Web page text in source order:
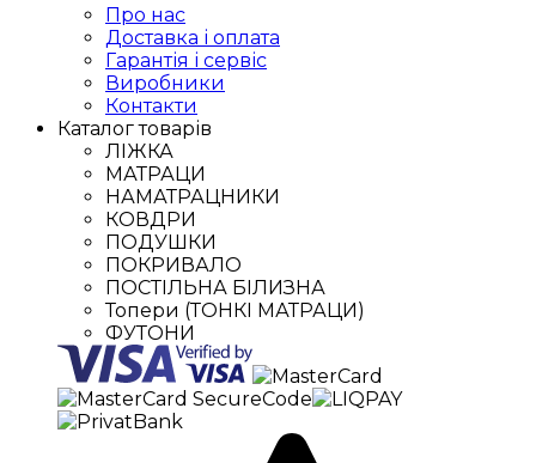
Про нас
Доставка і оплата
Гарантія і сервіс
Виробники
Контакти
Каталог товарів
ЛІЖКА
МАТРАЦИ
НАМАТРАЦНИКИ
КОВДРИ
ПОДУШКИ
ПОКРИВАЛО
ПОСТІЛЬНА БІЛИЗНА
Топери (ТОНКІ МАТРАЦИ)
ФУТОНИ